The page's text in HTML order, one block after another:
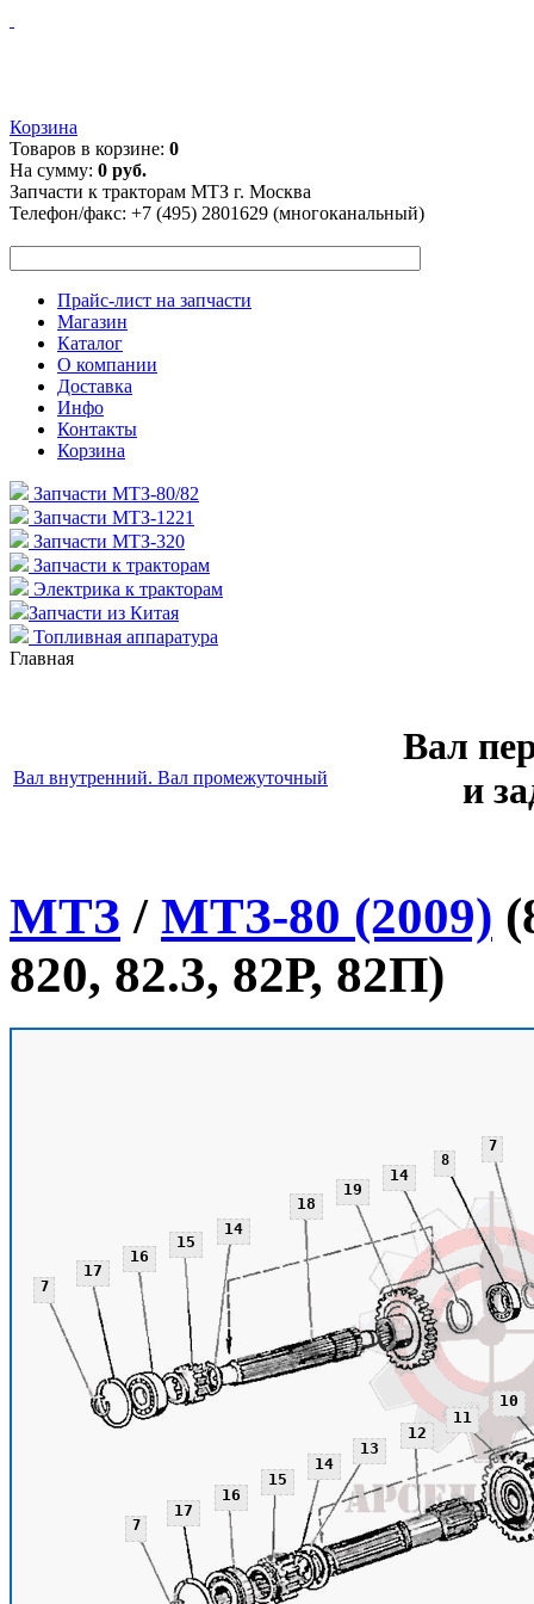
Корзина
Товаров в корзине: 0
На сумму: 0 руб.
Запчасти к тракторам МТЗ г. Москва
Телефон/факс: +7 (495) 2801629 (многоканальный)
Прайс-лист на запчасти
Магазин
Каталог
О компании
Доставка
Инфо
Контакты
Корзина
Запчасти МТЗ-80/82
Запчасти МТЗ-1221
Запчасти МТЗ-320
Запчасти к тракторам
Электрика к тракторам
Запчасти из Китая
Топливная аппаратура
Главная
Вал внутренний. Вал промежуточный
Вал
и
МТЗ / МТЗ-80 (2009)
820, 82.3, 82Р, 82П)
7
7
7
8
10
11
12
13
14
14
14
15
15
16
16
17
17
18
19